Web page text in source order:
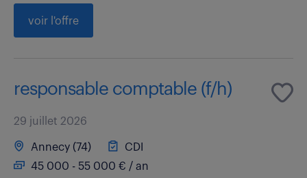
voir l'offre
responsable comptable (f/h)
29 juillet 2026
Annecy (74)
CDI
45 000 - 55 000 € / an